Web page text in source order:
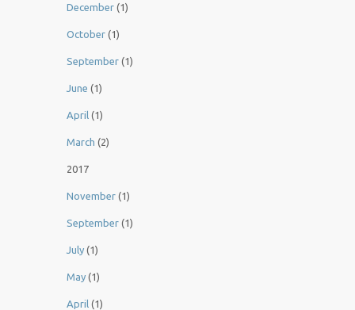
December (1)
October (1)
September (1)
June (1)
April (1)
March (2)
2017
November (1)
September (1)
July (1)
May (1)
April (1)